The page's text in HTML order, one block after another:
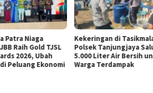
Kekeringan di Tasikmalaya,
Polsek Tanjungjaya Salurkan
5.000 Liter Air Bersih untuk
Warga Terdampak